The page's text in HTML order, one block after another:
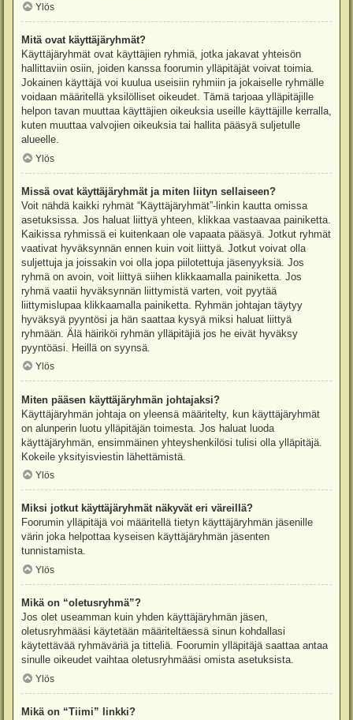
Ylös
Mitä ovat käyttäjäryhmät?
Käyttäjäryhmät ovat käyttäjien ryhmiä, jotka jakavat yhteisön
hallittaviin osiin, joiden kanssa foorumin ylläpitäjät voivat toimia.
Jokainen käyttäjä voi kuulua useisiin ryhmiin ja jokaiselle ryhmälle
voidaan määritellä yksilölliset oikeudet. Tämä tarjoaa ylläpitäjille
helpon tavan muuttaa käyttäjien oikeuksia useille käyttäjille kerralla,
kuten muuttaa valvojien oikeuksia tai hallita pääsyä suljetulle
alueelle.
Ylös
Missä ovat käyttäjäryhmät ja miten liityn sellaiseen?
Voit nähdä kaikki ryhmät “Käyttäjäryhmät”-linkin kautta omissa
asetuksissa. Jos haluat liittyä yhteen, klikkaa vastaavaa painiketta.
Kaikissa ryhmissä ei kuitenkaan ole vapaata pääsyä. Jotkut ryhmät
vaativat hyväksynnän ennen kuin voit liittyä. Jotkut voivat olla
suljettuja ja joissakin voi olla jopa piilotettuja jäsenyyksiä. Jos
ryhmä on avoin, voit liittyä siihen klikkaamalla painiketta. Jos
ryhmä vaatii hyväksynnän liittymistä varten, voit pyytää
liittymislupaa klikkaamalla painiketta. Ryhmän johtajan täytyy
hyväksyä pyyntösi ja hän saattaa kysyä miksi haluat liittyä
ryhmään. Älä häiriköi ryhmän ylläpitäjiä jos he eivät hyväksy
pyyntöäsi. Heillä on syynsä.
Ylös
Miten pääsen käyttäjäryhmän johtajaksi?
Käyttäjäryhmän johtaja on yleensä määritelty, kun käyttäjäryhmät
on alunperin luotu ylläpitäjän toimesta. Jos haluat luoda
käyttäjäryhmän, ensimmäinen yhteyshenkilösi tulisi olla ylläpitäjä.
Kokeile yksityisviestin lähettämistä.
Ylös
Miksi jotkut käyttäjäryhmät näkyvät eri väreillä?
Foorumin ylläpitäjä voi määritellä tietyn käyttäjäryhmän jäsenille
värin joka helpottaa kyseisen käyttäjäryhmän jäsenten
tunnistamista.
Ylös
Mikä on “oletusryhmä”?
Jos olet useamman kuin yhden käyttäjäryhmän jäsen,
oletusryhmääsi käytetään määriteltäessä sinun kohdallasi
käytettävää ryhmäväriä ja titteliä. Foorumin ylläpitäjä saattaa antaa
sinulle oikeudet vaihtaa oletusryhmääsi omista asetuksista.
Ylös
Mikä on “Tiimi” linkki?